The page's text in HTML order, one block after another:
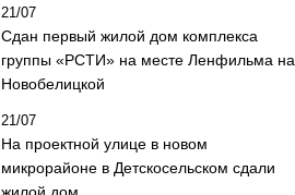
21/07
Сдан первый жилой дом комплекса
группы «РСТИ» на месте Ленфильма на
Новобелицкой
21/07
На проектной улице в новом
микрорайоне в Детскосельском сдали